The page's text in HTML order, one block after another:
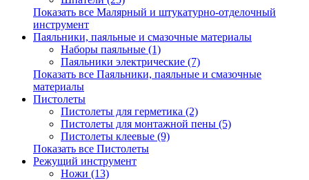
Показать все Малярный и штукатурно-отделочный
инструмент
Паяльники, паяльные и смазочные материалы
Наборы паяльные (1)
Паяльники электрические (7)
Показать все Паяльники, паяльные и смазочные
материалы
Пистолеты
Пистолеты для герметика (2)
Пистолеты для монтажной пены (5)
Пистолеты клеевые (9)
Показать все Пистолеты
Режущий инструмент
Ножи (13)